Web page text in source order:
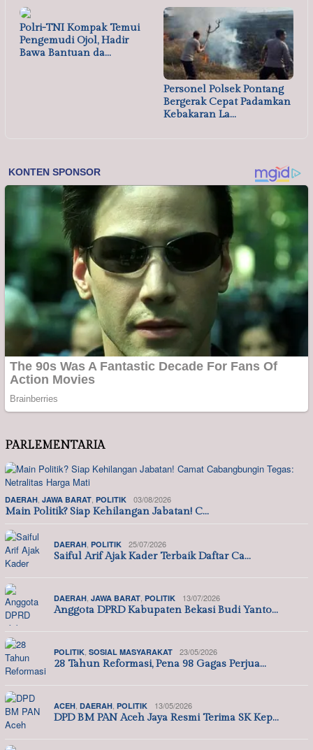
Polri-TNI Kompak Temui
Pengemudi Ojol, Hadir
Bawa Bantuan da…
Personel Polsek Pontang
Bergerak Cepat Padamkan
Kebakaran La…
PARLEMENTARIA
DAERAH JAWA BARAT POLITIK 03/08/2026
Main Politik? Siap Kehilangan Jabatan! C…
DAERAH POLITIK 25/07/2026
Saiful Arif Ajak Kader Terbaik Daftar Ca…
DAERAH JAWA BARAT POLITIK 13/07/2026
Anggota DPRD Kabupaten Bekasi Budi Yanto…
POLITIK SOSIAL MASYARAKAT 23/05/2026
28 Tahun Reformasi, Pena 98 Gagas Perjua…
ACEH DAERAH POLITIK 13/05/2026
DPD BM PAN Aceh Jaya Resmi Terima SK Kep…